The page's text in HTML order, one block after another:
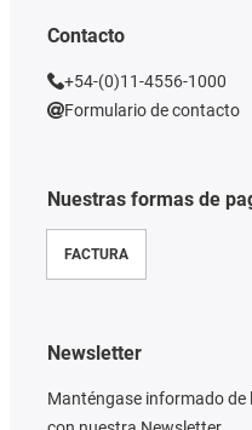
Nuestras formas de
FACTURA
Contacto
+54-(0)11-4556-1000
Formulario de contacto
Newsletter
Manténgase informado